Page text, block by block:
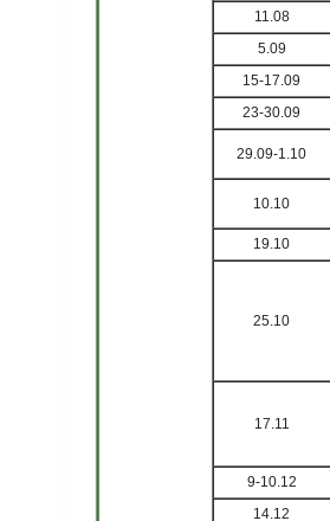
11.08
5.09
15-17.09
23-30.09
29.09-1.10
10.10
19.10
25.10
17.11
9-10.12
14.12